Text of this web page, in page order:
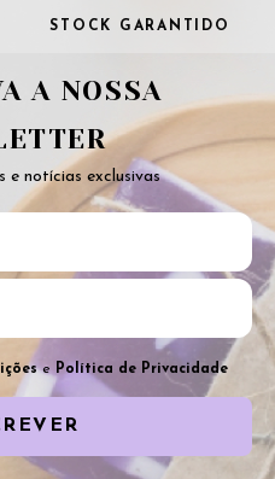
STOCK GARANTIDO
A NOSSA
e notícias exclusivas
e Política de Privacidade